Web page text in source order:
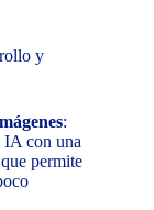
y
:
IA con una
permite